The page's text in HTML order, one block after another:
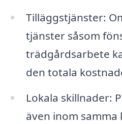
Tilläggstjänster:
tjänster såsom
trädgårdsarbete
den totala
Lokala skillnader:
även inom